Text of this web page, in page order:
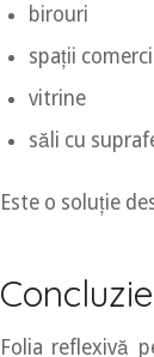
birouri
spații
vitrine
săli cu
Este o soluție
Concluzie
Folia reflexivă